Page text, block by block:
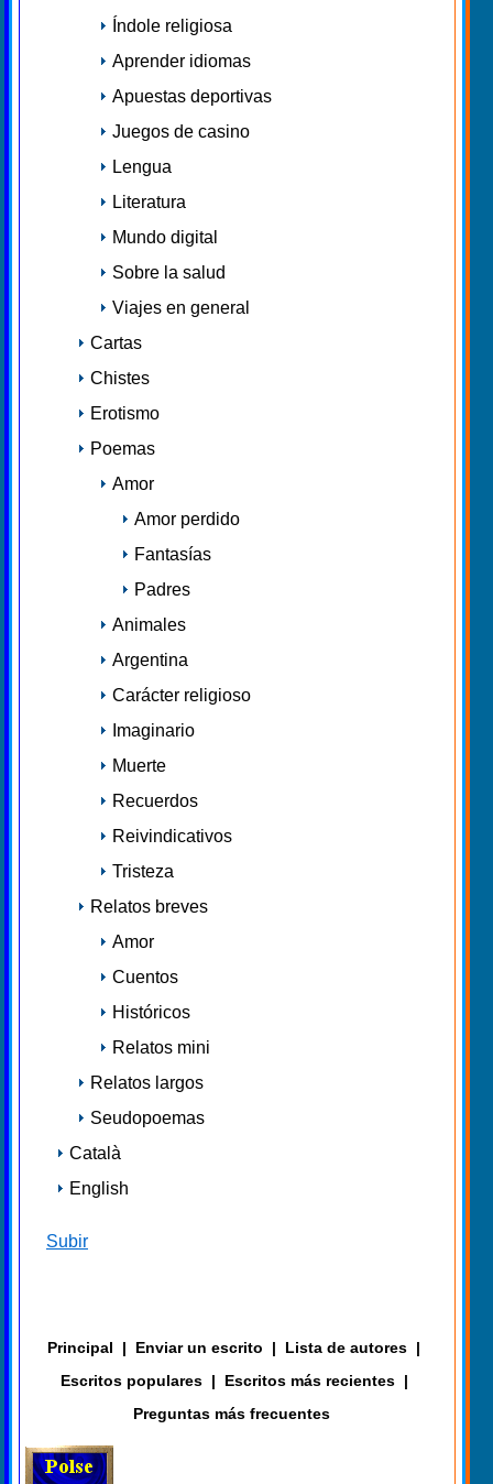
Índole religiosa
Aprender idiomas
Apuestas deportivas
Juegos de casino
Lengua
Literatura
Mundo digital
Sobre la salud
Viajes en general
Cartas
Chistes
Erotismo
Poemas
Amor
Amor perdido
Fantasías
Padres
Animales
Argentina
Carácter religioso
Imaginario
Muerte
Recuerdos
Reivindicativos
Tristeza
Relatos breves
Amor
Cuentos
Históricos
Relatos mini
Relatos largos
Seudopoemas
Català
English
Subir
Principal | Enviar un escrito | Lista de autores |
Escritos populares | Escritos más recientes |
Preguntas más frecuentes